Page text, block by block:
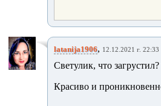
latanija1906, 12.12.2021 г. 22:33
Светулик, что загрустил?
Красиво и